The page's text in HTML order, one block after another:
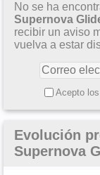
No se ha
Supernova
recibir un aviso
vuelva a estar
Acepto los
Evolución
Supernova